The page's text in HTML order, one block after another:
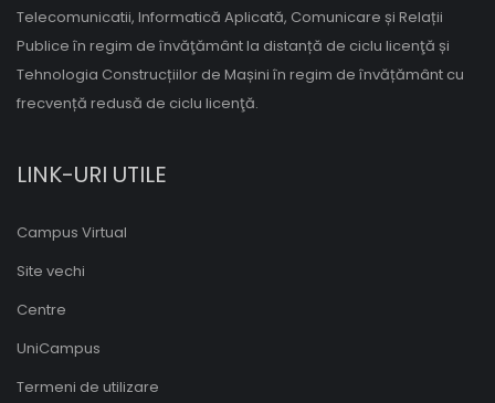
Telecomunicatii, Informatică Aplicată, Comunicare și Relații
Publice în regim de învăţământ la distanță de ciclu licenţă și
Tehnologia Construcțiilor de Mașini în regim de învățământ cu
frecvență redusă de ciclu licenţă.
LINK-URI UTILE
Campus Virtual
Site vechi
Centre
UniCampus
Termeni de utilizare